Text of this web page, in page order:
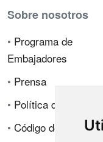
Sobre nosotros
• Programa de
Embajadores
• Prensa
• Política de
• Código de ética